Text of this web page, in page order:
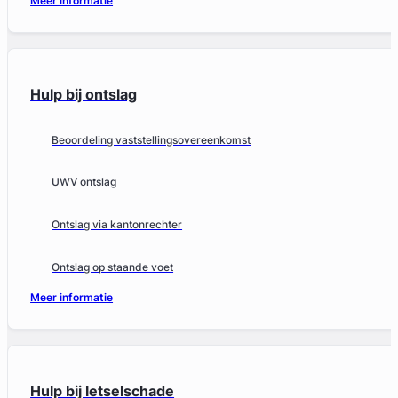
Hulp bij ontslag
Beoordeling vaststellingsovereenkomst
UWV ontslag
Ontslag via kantonrechter
Ontslag op staande voet
Meer informatie
Hulp bij letselschade